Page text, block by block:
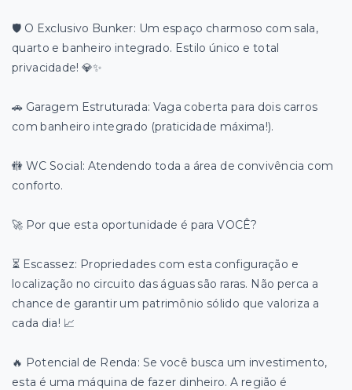
​🛡️ O Exclusivo Bunker: Um espaço charmoso com sala,
quarto e banheiro integrado. Estilo único e total
privacidade! 💎✨
​🚗 Garagem Estruturada: Vaga coberta para dois carros
com banheiro integrado (praticidade máxima!).
​🚻 WC Social: Atendendo toda a área de convivência com
conforto.
​🚀 Por que esta oportunidade é para VOCÊ?
​⏳ Escassez: Propriedades com esta configuração e
localização no circuito das águas são raras. Não perca a
chance de garantir um patrimônio sólido que valoriza a
cada dia! 📈
​🔥 Potencial de Renda: Se você busca um investimento,
esta é uma máquina de fazer dinheiro. A região é